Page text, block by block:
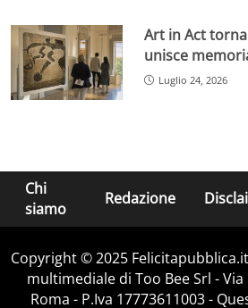
Art in Act
unisce
Luglio 24, 2026
Chi
siamo
Redazione
Copyright © 2025
multimediale di Too Bee Srl - Via
Roma - P.Iva 17773611003 -